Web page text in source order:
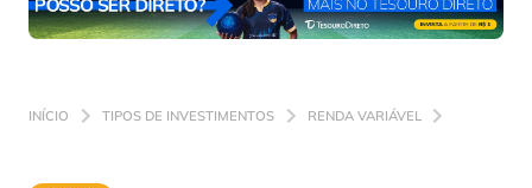
INÍCIO TIPOS DE INVESTIMENTOS RENDA VARIÁVEL